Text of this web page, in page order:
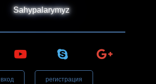
Sahypalarymyz
вход регистрация